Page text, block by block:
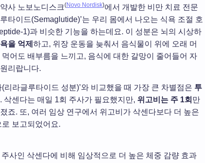
사 노보노디스크(Novo Nordisk)에서 개발한 비만 치료 전문
타이드(Semaglutide)’는 우리 몸에서 나오는 식욕 조절 호
1)과 비슷한 기능을 하는데요. 이 성분은 뇌의 시상하
을 억제 하고, 위장 운동을 늦춰서 음식물이 위에 오래 머
어도 배부름을 느끼고, 음식에 대한 갈망이 줄어들어 자
리랍니다.
리라글루타이드 성분)’와 비교했을 때 가장 큰 차별점은 투
삭센다는 매일 1회 주사가 필요했지만, 위고비는 주 1회 만
죠. 또, 여러 임상 연구에서 위고비가 삭센다보다 더 높은
보고되었어요.
사인 삭센다에 비해 임상적으로 더 높은 체중 감량 효과